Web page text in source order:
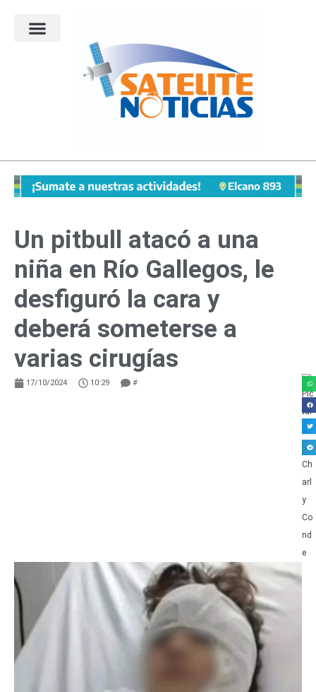
Un pitbull atacó a una
niña en Río Gallegos, le
desfiguró la cara y
deberá someterse a
varias cirugías
17/10/2024 10:29 #